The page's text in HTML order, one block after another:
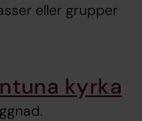
eller grupper
kyrka